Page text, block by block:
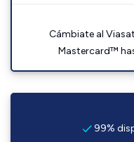
Cámbiate al
Mastercard™
99%